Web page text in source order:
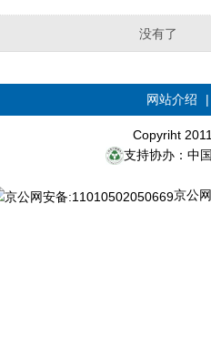
没有了
网站介绍
Copyriht
支持协办：中
京公